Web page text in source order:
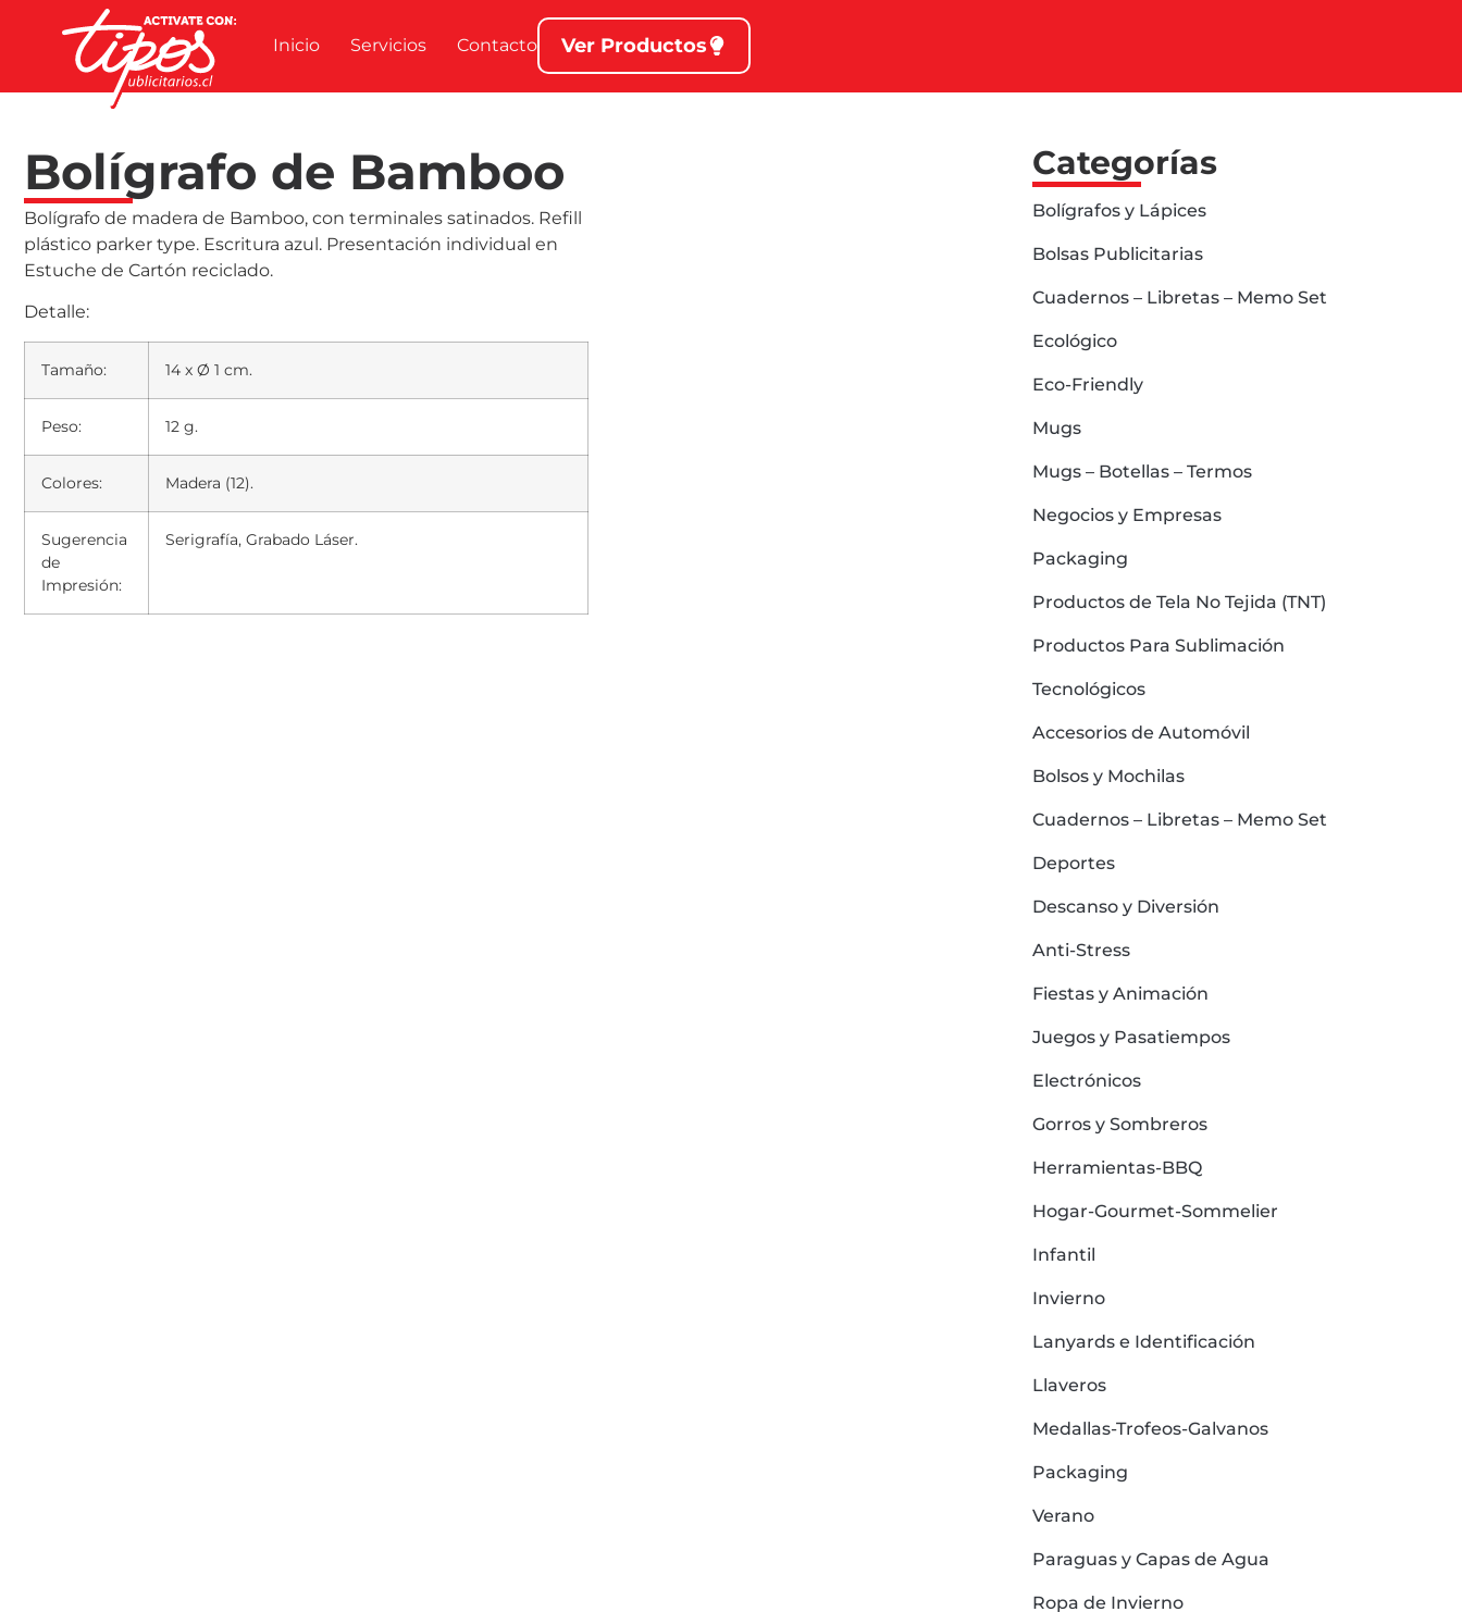
Inicio Servicios Contacto Ver Productos
Bolígrafo de Bamboo
Bolígrafo de madera de Bamboo, con terminales satinados. Refill
plástico parker type. Escritura azul. Presentación individual en
Estuche de Cartón reciclado.
Detalle:
Tamaño: 14 x Ø 1 cm.
Peso: 12 g.
Colores: Madera (12).
Sugerencia
de
Impresión:
Serigrafía, Grabado Láser.
Categorías
Bolígrafos y Lápices
Bolsas Publicitarias
Cuadernos – Libretas – Memo Set
Ecológico
Eco-Friendly
Mugs
Mugs – Botellas – Termos
Negocios y Empresas
Packaging
Productos de Tela No Tejida (TNT)
Productos Para Sublimación
Tecnológicos
Accesorios de Automóvil
Bolsos y Mochilas
Cuadernos – Libretas – Memo Set
Deportes
Descanso y Diversión
Anti-Stress
Fiestas y Animación
Juegos y Pasatiempos
Electrónicos
Gorros y Sombreros
Herramientas-BBQ
Hogar-Gourmet-Sommelier
Infantil
Invierno
Lanyards e Identificación
Llaveros
Medallas-Trofeos-Galvanos
Packaging
Verano
Paraguas y Capas de Agua
Ropa de Invierno